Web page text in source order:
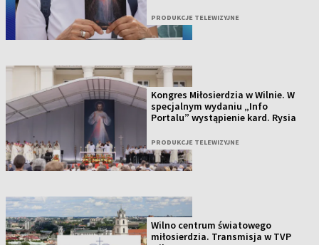
PRODUKCJE TELEWIZYJNE
Kongres Miłosierdzia w Wilnie. W
specjalnym wydaniu „Info
Portalu” wystąpienie kard. Rysia
PRODUKCJE TELEWIZYJNE
Wilno centrum światowego
miłosierdzia. Transmisja w TVP